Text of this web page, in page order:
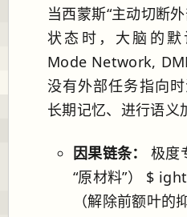
当西蒙斯“主动切断
状态时，大脑的
Mode Network,
没有外部任务指向
长期记忆、进行语义
因果链条：
极度
“原材料”） $
（解除前额叶的